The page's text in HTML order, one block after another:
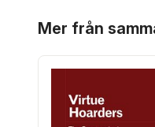
Mer från